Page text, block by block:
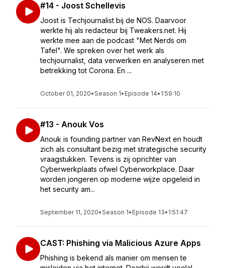
#14 - Joost Schellevis
Joost is Techjournalist bij de NOS. Daarvoor
werkte hij als redacteur bij Tweakers.net. Hij
werkte mee aan de podcast "Met Nerds om
Tafel". We spreken over het werk als
techjournalist, data verwerken en analyseren met
betrekking tot Corona. En ...
October 01, 2020•Season 1• Episode 14• 1:59:10
#13 - Anouk Vos
Anouk is founding partner van RevNext en houdt
zich als consultant bezig met strategische security
vraagstukken. Tevens is zij oprichter van
Cyberwerkplaats ofwel Cyberworkplace. Daar
worden jongeren op moderne wijze opgeleid in
het security am...
September 11, 2020•Season 1• Episode 13• 1:51:47
CAST: Phishing via Malicious Azure Apps
Phishing is bekend als manier om mensen te